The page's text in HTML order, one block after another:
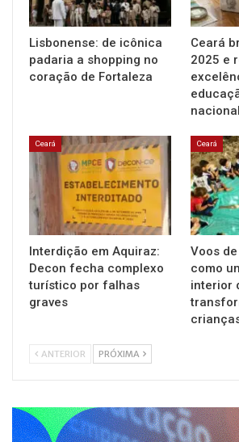
Lisbonense: de icônica
padaria a shopping no
coração de Fortaleza
Ceará
2025 e
nacional
Ceará
Interdição em Aquiraz:
Decon fecha complexo
turístico por falhas
graves
Ceará
Voos
como
interior
ANTERIOR PRÓXIMA